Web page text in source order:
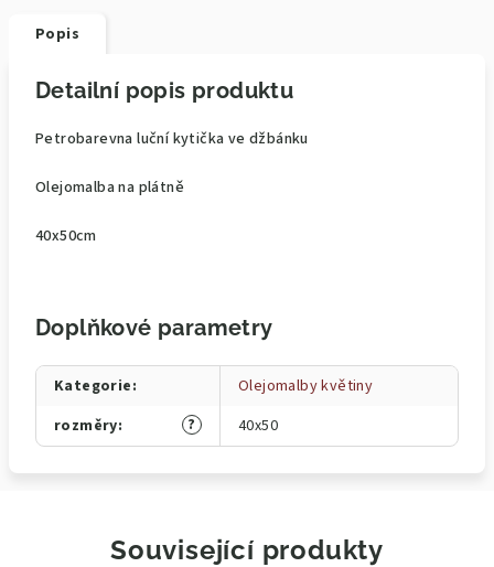
Popis
Detailní popis produktu
Petrobarevna luční kytička ve džbánku
Olejomalba na plátně
40x50cm
Doplňkové parametry
Kategorie:
Olejomalby květiny
?
rozměry: 40x50
Související produkty